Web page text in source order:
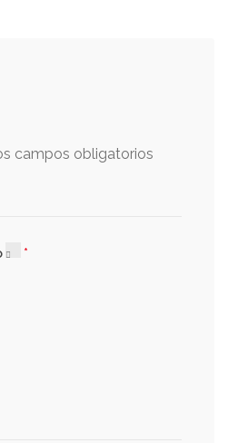
campos obligatorios